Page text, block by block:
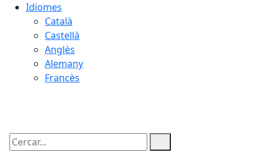
Idiomes
Català
Castellà
Anglès
Alemany
Francès
Cercar: